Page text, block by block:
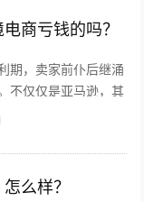
商亏钱的吗？
期，卖家前仆后继涌
不仅仅是亚马逊，其
等也是如此。 前几
么样？